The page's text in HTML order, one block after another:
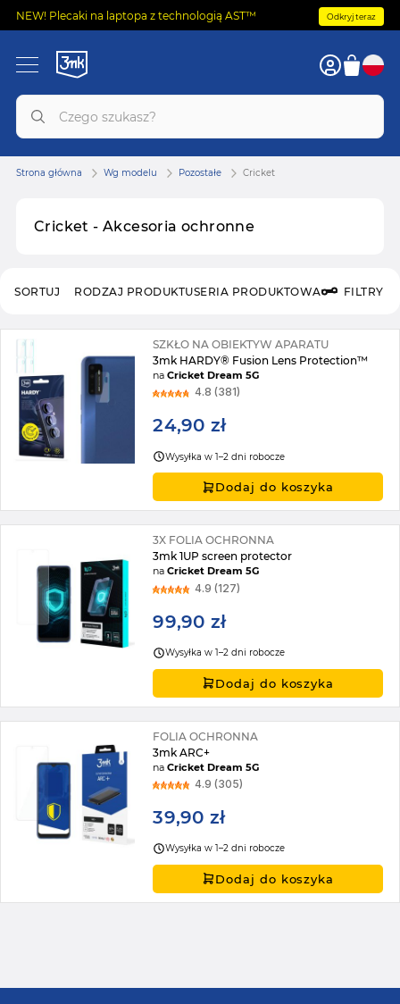
NEW! Plecaki na laptopa z technologią AST™ Odkryj teraz
Cricket - Akcesoria ochronne
Strona główna Wg modelu Pozostałe Cricket
RODZAJ PRODUKTUSERIA PRODUKTOWA FILTRY
SORTUJ
SZKŁO NA OBIEKTYW APARATU
3mk HARDY® Fusion Lens Protection™
naCricket Dream 5G
4.8 (381)
24,90 zł
Wysyłka w 1–2 dni robocze
Dodaj do koszyka
3X FOLIA OCHRONNA
3mk 1UP screen protector
naCricket Dream 5G
4.9 (127)
99,90 zł
Wysyłka w 1–2 dni robocze
Dodaj do koszyka
FOLIA OCHRONNA
3mk ARC+
naCricket Dream 5G
4.9 (305)
39,90 zł
Wysyłka w 1–2 dni robocze
Dodaj do koszyka